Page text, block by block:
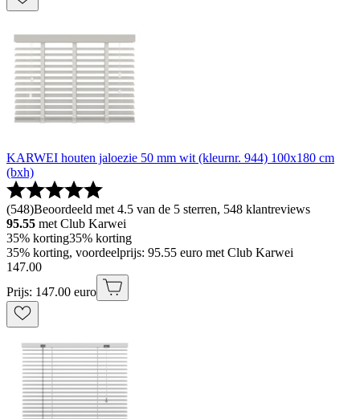
KARWEI houten jaloezie 50 mm wit (kleurnr. 944) 100x180 cm
(bxh)
(548)Beoordeeld met 4.5 van de 5 sterren, 548 klantreviews
95.55 met Club Karwei
35% korting35% korting
35% korting, voordeelprijs: 95.55 euro met Club Karwei
147.00
Prijs: 147.00 euro